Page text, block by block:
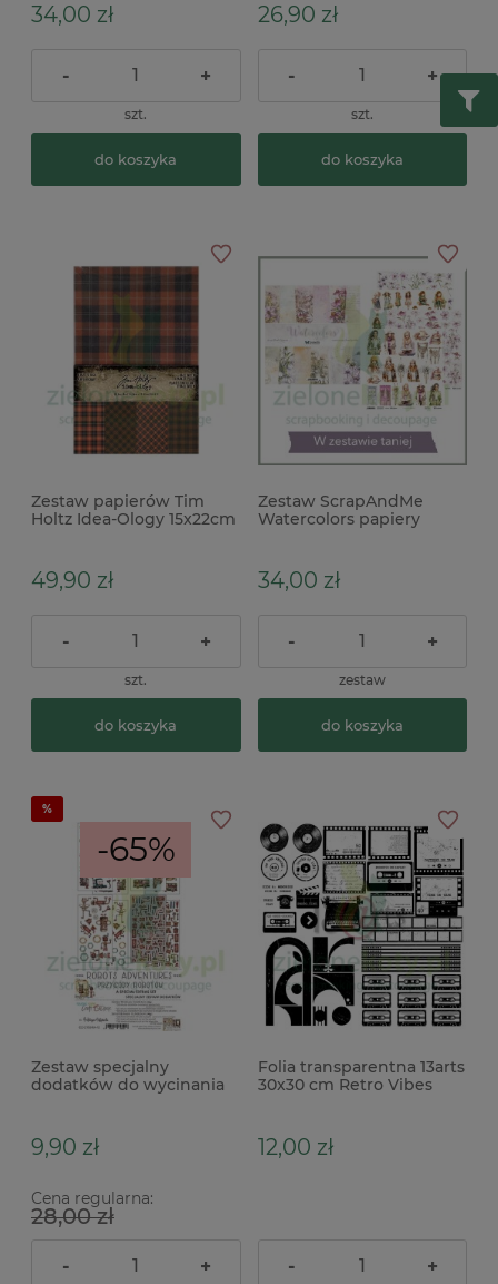
34,00 zł
- +
szt.
do koszyka
26,90 zł
- +
szt.
do koszyka
Zestaw papierów Tim
Holtz Idea-Ology 15x22cm
49,90 zł
- +
szt.
do koszyka
Zestaw ScrapAndMe
Watercolors papiery
34,00 zł
- +
zestaw
do koszyka
-65%
Zestaw specjalny
dodatków do wycinania
9,90 zł
Cena regularna:
28,00 zł
- +
Folia transparentna 13arts
30x30 cm Retro Vibes
12,00 zł
- +